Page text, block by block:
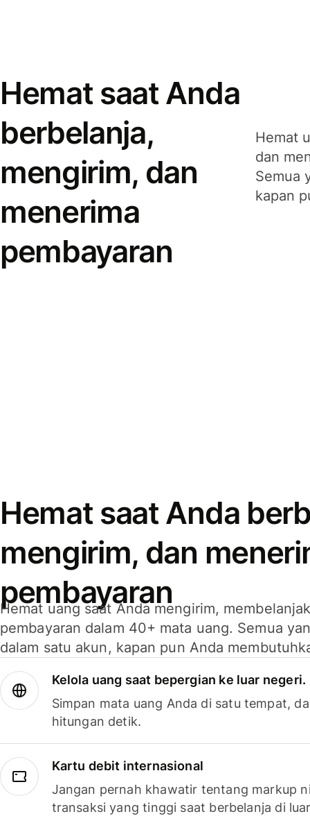
Hemat saat Anda
berbelanja,
mengirim, dan
menerima
pembayaran
Hemat
dan
Semua
kapan
Hemat saat Anda
mengirim, dan
pembayaran
Hemat uang saat Anda mengirim,
pembayaran dalam 40+ mata uang. Semua
dalam satu akun, kapan pun Anda
Kelola uang saat bepergian ke luar negeri.
Simpan mata uang Anda di satu tempat,
hitungan detik.
Kartu debit internasional
Jangan pernah khawatir tentang markup
transaksi yang tinggi saat berbelanja di